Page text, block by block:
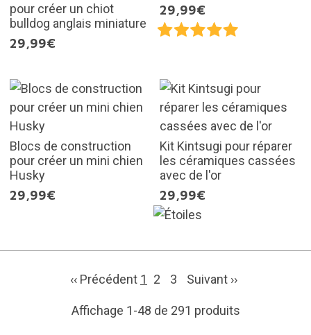
pour créer un chiot
bulldog anglais miniature
29,99€
29,99€
Blocs de construction
pour créer un mini chien
Husky
29,99€
Kit Kintsugi pour réparer
les céramiques cassées
avec de l'or
29,99€
‹‹ Précédent 1 2 3 Suivant ››
Affichage 1-48 de 291 produits